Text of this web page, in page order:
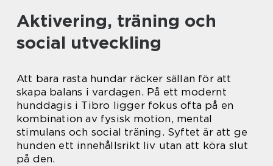
Aktivering, träning och
social utveckling
Att bara rasta hundar räcker sällan för att
skapa balans i vardagen. På ett modernt
hunddagis i Tibro ligger fokus ofta på en
kombination av fysisk motion, mental
stimulans och social träning. Syftet är att ge
hunden ett innehållsrikt liv utan att köra slut
på den.